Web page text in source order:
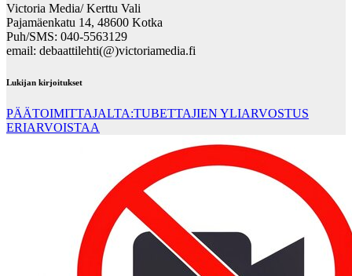
Victoria Media/ Kerttu Vali
Pajamäenkatu 14, 48600 Kotka
Puh/SMS: 040-5563129
email: debaattilehti(@)victoriamedia.fi
Lukijan kirjoitukset
PÄÄTOIMITTAJALTA:TUBETTAJIEN YLIARVOSTUS
ERIARVOISTAA